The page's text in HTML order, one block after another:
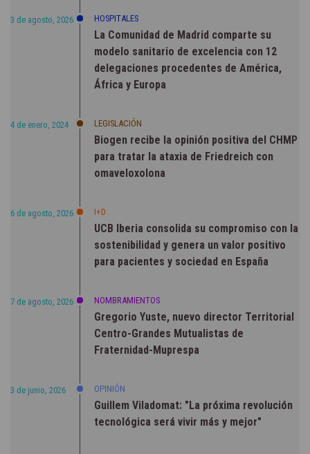
3 de agosto, 2026 HOSPITALES
La Comunidad de Madrid comparte su
modelo sanitario de excelencia con 12
delegaciones procedentes de América,
África y Europa
4 de enero, 2024 LEGISLACIÓN
Biogen recibe la opinión positiva del CHMP
para tratar la ataxia de Friedreich con
omaveloxolona
6 de agosto, 2026 I+D
UCB Iberia consolida su compromiso con la
sostenibilidad y genera un valor positivo
para pacientes y sociedad en España
7 de agosto, 2026 NOMBRAMIENTOS
Gregorio Yuste, nuevo director Territorial
Centro-Grandes Mutualistas de
Fraternidad-Muprespa
3 de junio, 2026 OPINIÓN
Guillem Viladomat: "La próxima revolución
tecnológica será vivir más y mejor"